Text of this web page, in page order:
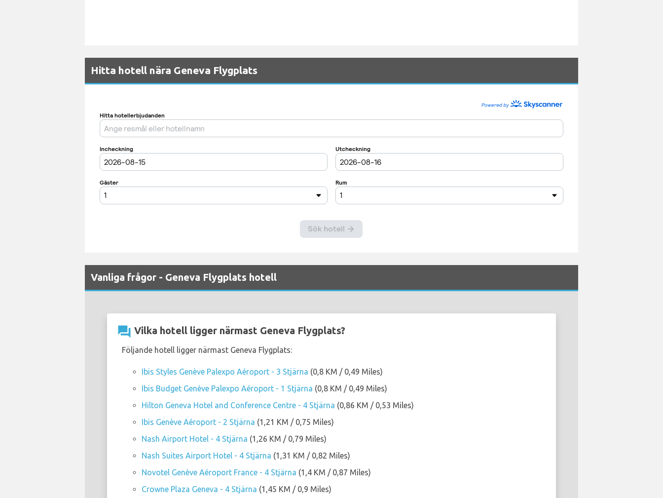
Hitta hotell nära Geneva Flygplats
Vanliga frågor - Geneva Flygplats hotell
question_answer Vilka hotell ligger närmast Geneva Flygplats?
Följande hotell ligger närmast Geneva Flygplats:
Ibis Styles Genève Palexpo Aéroport - 3 Stjärna (0,8 KM / 0,49 Miles)
Ibis Budget Genève Palexpo Aéroport - 1 Stjärna (0,8 KM / 0,49 Miles)
Hilton Geneva Hotel and Conference Centre - 4 Stjärna (0,86 KM / 0,53 Miles)
Ibis Genève Aéroport - 2 Stjärna (1,21 KM / 0,75 Miles)
Nash Airport Hotel - 4 Stjärna (1,26 KM / 0,79 Miles)
Nash Suites Airport Hotel - 4 Stjärna (1,31 KM / 0,82 Miles)
Novotel Genève Aéroport France - 4 Stjärna (1,4 KM / 0,87 Miles)
Crowne Plaza Geneva - 4 Stjärna (1,45 KM / 0,9 Miles)